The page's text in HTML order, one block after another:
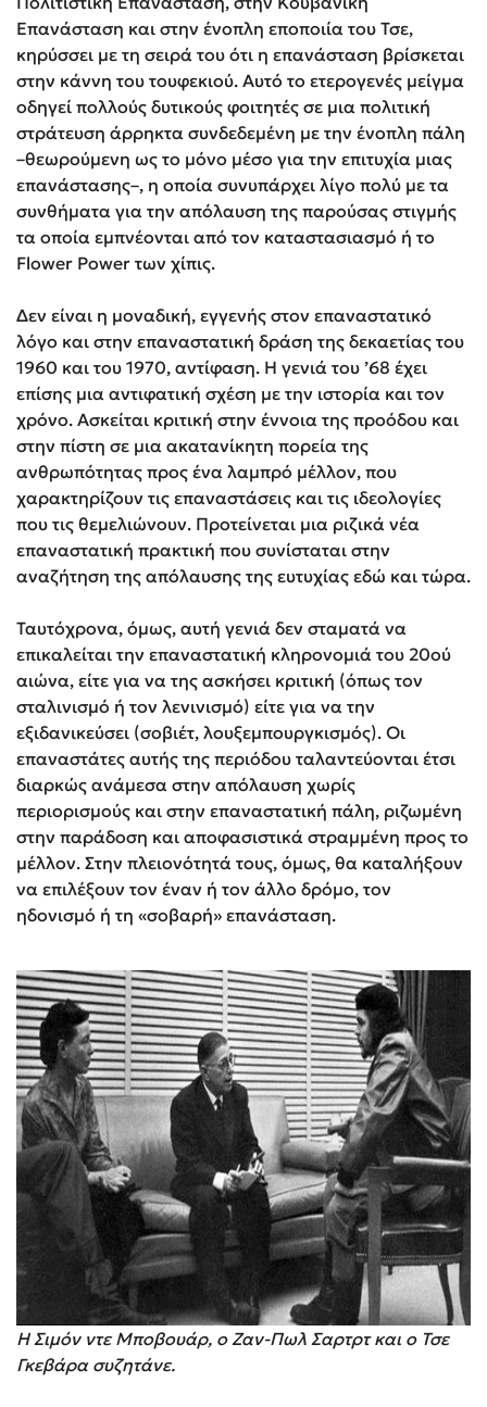
Επανάσταση και στην ένοπλη εποποιία του Τσε,
κηρύσσει με τη σειρά του ότι η επανάσταση βρίσκεται
στην κάννη του τουφεκιού. Αυτό το ετερογενές μείγμα
οδηγεί πολλούς δυτικούς φοιτητές σε μια πολιτική
στράτευση άρρηκτα συνδεδεμένη με την ένοπλη πάλη
–θεωρούμενη ως το μόνο μέσο για την επιτυχία μιας
επανάστασης–, η οποία συνυπάρχει λίγο πολύ με τα
συνθήματα για την απόλαυση της παρούσας στιγμής
τα οποία εμπνέονται από τον καταστασιασμό ή το
Flower Power των χίπις.
Δεν είναι η μοναδική, εγγενής στον επαναστατικό
λόγο και στην επαναστατική δράση της δεκαετίας του
1960 και του 1970, αντίφαση. Η γενιά του ’68 έχει
επίσης μια αντιφατική σχέση με την ιστορία και τον
χρόνο. Ασκείται κριτική στην έννοια της προόδου και
στην πίστη σε μια ακατανίκητη πορεία της
ανθρωπότητας προς ένα λαμπρό μέλλον, που
χαρακτηρίζουν τις επαναστάσεις και τις ιδεολογίες
που τις θεμελιώνουν. Προτείνεται μια ριζικά νέα
επαναστατική πρακτική που συνίσταται στην
αναζήτηση της απόλαυσης της ευτυχίας εδώ και τώρα.
Ταυτόχρονα, όμως, αυτή γενιά δεν σταματά να
επικαλείται την επαναστατική κληρονομιά του 20ού
αιώνα, είτε για να της ασκήσει κριτική (όπως τον
σταλινισμό ή τον λενινισμό) είτε για να την
εξιδανικεύσει (σοβιέτ, λουξεμπουργκισμός). Οι
επαναστάτες αυτής της περιόδου ταλαντεύονται έτσι
διαρκώς ανάμεσα στην απόλαυση χωρίς
περιορισμούς και στην επαναστατική πάλη, ριζωμένη
στην παράδοση και αποφασιστικά στραμμένη προς το
μέλλον. Στην πλειονότητά τους, όμως, θα καταλήξουν
να επιλέξουν τον έναν ή τον άλλο δρόμο, τον
ηδονισμό ή τη «σοβαρή» επανάσταση.
Η Σιμόν ντε Μποβουάρ, ο Ζαν-Πωλ Σαρτρτ και ο Τσε
Γκεβάρα συζητάνε.